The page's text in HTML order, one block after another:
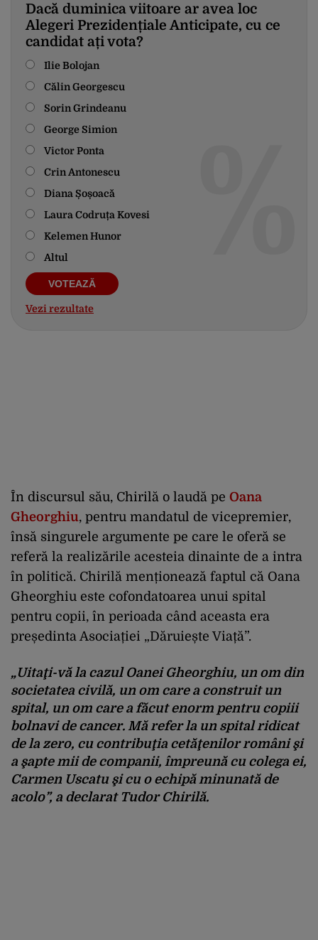
Dacă duminica viitoare ar avea loc
Alegeri Prezidențiale Anticipate, cu ce
candidat ați vota?
Ilie Bolojan
Călin Georgescu
Sorin Grindeanu
George Simion
Victor Ponta
Crin Antonescu
Diana Șoșoacă
Laura Codruța Kovesi
Kelemen Hunor
Altul
Vezi rezultate
În discursul său, Chirilă o laudă pe Oana
Gheorghiu, pentru mandatul de vicepremier,
însă singurele argumente pe care le oferă se
referă la realizările acesteia dinainte de a intra
în politică. Chirilă menționează faptul că Oana
Gheorghiu este cofondatoarea unui spital
pentru copii, în perioada când aceasta era
președinta Asociației „Dăruiește Viață”.
„Uitaţi-vă la cazul Oanei Gheorghiu, un om din
societatea civilă, un om care a construit un
spital, un om care a făcut enorm pentru copiii
bolnavi de cancer. Mă refer la un spital ridicat
de la zero, cu contribuţia cetăţenilor români şi
a şapte mii de companii, împreună cu colega ei,
Carmen Uscatu şi cu o echipă minunată de
acolo”, a declarat Tudor Chirilă.